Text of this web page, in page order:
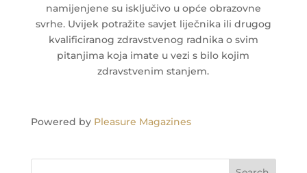
namijenjene su isključivo u opće obrazovne
svrhe. Uvijek potražite savjet liječnika ili drugog
kvalificiranog zdravstvenog radnika o svim
pitanjima koja imate u vezi s bilo kojim
zdravstvenim stanjem.
Powered by Pleasure Magazines